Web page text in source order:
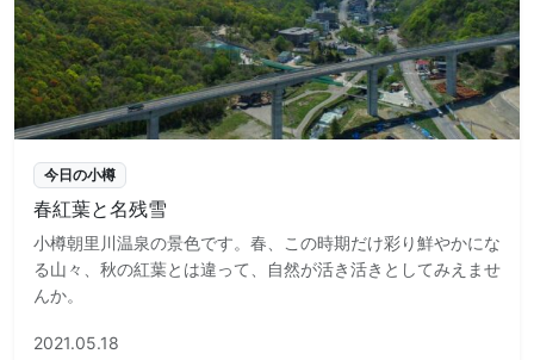
今日の小樽
春紅葉と名残雪
小樽朝里川温泉の景色です。春、この時期だけ彩り鮮やかにな
る山々、秋の紅葉とは違って、自然が活き活きとしてみえませ
んか。
2021.05.18